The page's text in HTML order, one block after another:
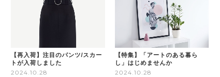
【再入荷】注目のパンツ/スカー
トが入荷しました
2024.10.28
【特集】「アートのある暮ら
し」はじめませんか
2024.10.28